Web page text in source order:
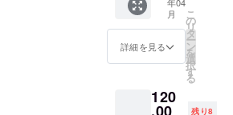
あらか
じめご
ださ
い。
都合で
ファン
ディン
グ終了
ます。
工場の
備考欄
にご記
入くだ
さい。
方は、
お申し
個を12
カ月毎
月お届
けする
サブス
クプラ
す。 ※
生産数
月
詳細を見る
こ
の
リ
タ
ー
ン
を
選
択
す
る
120
残り8